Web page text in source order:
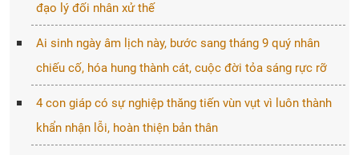
đạo lý đối nhân xử thế
Ai sinh ngày âm lịch này, bước sang tháng 9 quý nhân
chiếu cố, hóa hung thành cát, cuộc đời tỏa sáng rực rỡ
4 con giáp có sự nghiệp thăng tiến vùn vụt vì luôn thành
khẩn nhận lỗi, hoàn thiện bản thân